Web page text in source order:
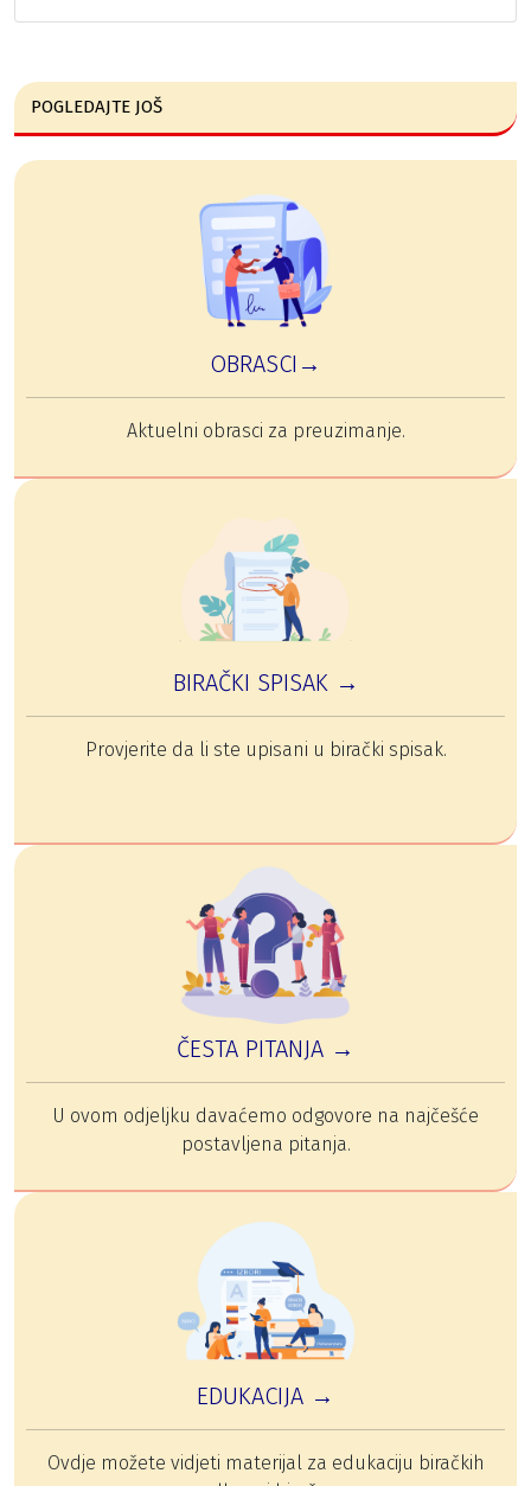
POGLEDAJTE JOŠ
OBRASCI→
Aktuelni obrasci za preuzimanje.
BIRAČKI SPISAK →
Provjerite da li ste upisani u birački spisak.
ČESTA PITANJA →
U ovom odjeljku davaćemo odgovore na najčešće
postavljena pitanja.
EDUKACIJA →
Ovdje možete vidjeti materijal za edukaciju biračkih